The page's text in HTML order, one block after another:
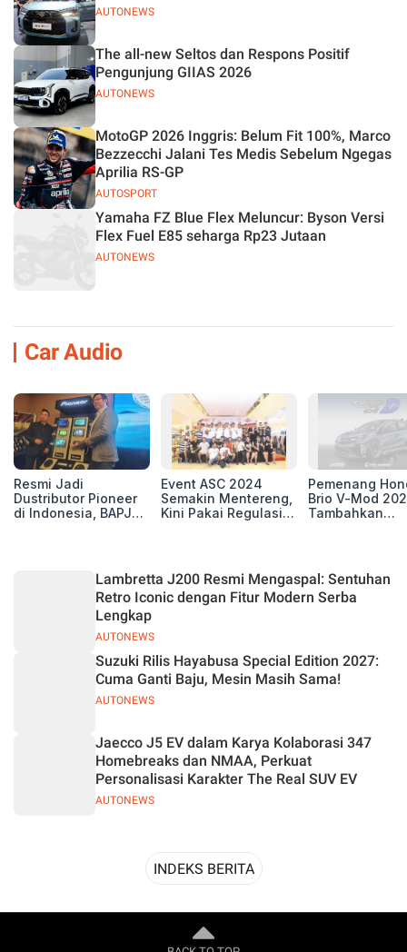
AUTONEWS
AUTONEWS
The all-new Seltos dan Respons Positif
Pengunjung GIIAS 2026
AUTOSPORT
MotoGP 2026 Inggris: Belum Fit 100%, Marco
Bezzecchi Jalani Tes Medis Sebelum Ngegas
Aprilia RS-GP
AUTONEWS
Yamaha FZ Blue Flex Meluncur: Byson Versi
Flex Fuel E85 seharga Rp23 Jutaan
Car Audio
Resmi Jadi
Dustributor Pioneer
di Indonesia, BAPJ
Event ASC 2024
Semakin Mentereng,
Kini Pakai Regulasi
Pemenang
Brio V-Mod
Tambahkan
AUTONEWS
Lambretta J200 Resmi Mengaspal: Sentuhan
Retro Iconic dengan Fitur Modern Serba
Lengkap
AUTONEWS
Suzuki Rilis Hayabusa Special Edition 2027:
Cuma Ganti Baju, Mesin Masih Sama!
AUTONEWS
Jaecco J5 EV dalam Karya Kolaborasi 347
Homebreaks dan NMAA, Perkuat
Personalisasi Karakter The Real SUV EV
INDEKS BERITA